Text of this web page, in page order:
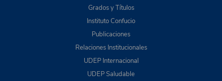
Grados y Títulos
Instituto Confucio
Publicaciones
Relaciones Institucionales
UDEP Internacional
UDEP Saludable